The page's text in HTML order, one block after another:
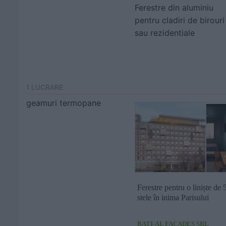
Ferestre din aluminiu
pentru cladiri de birouri
sau rezidentiale
1 LUCRARE
geamuri termopane
Ferestre pentru o liniște de
stele în inima Parisului
BATI-AL FACADES SRL